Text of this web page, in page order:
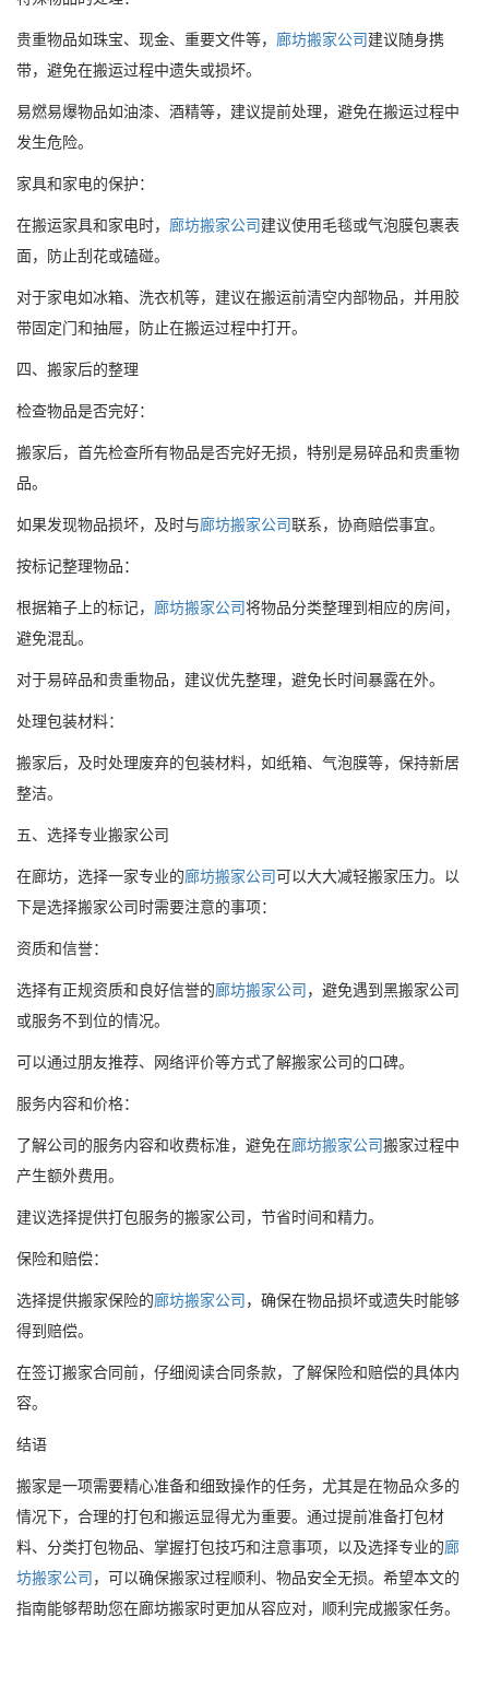
贵重物品如珠宝、现金、重要文件等， 廊坊搬家公司建议随身携
带，避免在搬运过程中遗失或损坏。
易燃易爆物品如油漆、酒精等，建议提前处理，避免在搬运过程中
发生危险。
家具和家电的保护：
在搬运家具和家电时， 廊坊搬家公司建议使用毛毯或气泡膜包裹表
面，防止刮花或磕碰。
对于家电如冰箱、洗衣机等，建议在搬运前清空内部物品，并用胶
带固定门和抽屉，防止在搬运过程中打开。
四、搬家后的整理
检查物品是否完好：
搬家后，首先检查所有物品是否完好无损，特别是易碎品和贵重物
品。
如果发现物品损坏，及时与廊坊搬家公司联系，协商赔偿事宜。
按标记整理物品：
根据箱子上的标记， 廊坊搬家公司将物品分类整理到相应的房间，
避免混乱。
对于易碎品和贵重物品，建议优先整理，避免长时间暴露在外。
处理包装材料：
搬家后，及时处理废弃的包装材料，如纸箱、气泡膜等，保持新居
整洁。
五、选择专业搬家公司
在廊坊，选择一家专业的廊坊搬家公司可以大大减轻搬家压力。以
下是选择搬家公司时需要注意的事项：
资质和信誉：
选择有正规资质和良好信誉的廊坊搬家公司，避免遇到黑搬家公司
或服务不到位的情况。
可以通过朋友推荐、网络评价等方式了解搬家公司的口碑。
服务内容和价格：
了解公司的服务内容和收费标准，避免在廊坊搬家公司搬家过程中
产生额外费用。
建议选择提供打包服务的搬家公司，节省时间和精力。
保险和赔偿：
选择提供搬家保险的廊坊搬家公司，确保在物品损坏或遗失时能够
得到赔偿。
在签订搬家合同前，仔细阅读合同条款，了解保险和赔偿的具体内
容。
结语
搬家是一项需要精心准备和细致操作的任务，尤其是在物品众多的
情况下，合理的打包和搬运显得尤为重要。通过提前准备打包材
料、分类打包物品、掌握打包技巧和注意事项，以及选择专业的廊
坊搬家公司，可以确保搬家过程顺利、物品安全无损。希望本文的
指南能够帮助您在廊坊搬家时更加从容应对，顺利完成搬家任务。